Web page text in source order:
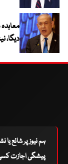
دیگا،
ہم نیوز پر شائع یا
پیشگی اجازت